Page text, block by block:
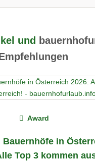
und
Bauernhöfe in
Top 3 kommen
Award